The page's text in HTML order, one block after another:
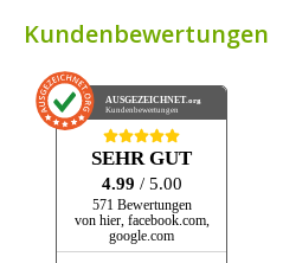
Kundenbewertungen
AUSGEZEICHNET.org
Kundenbewertungen
SEHR GUT
4.99 / 5.00
571 Bewertungen
von hier, facebook.com,
google.com